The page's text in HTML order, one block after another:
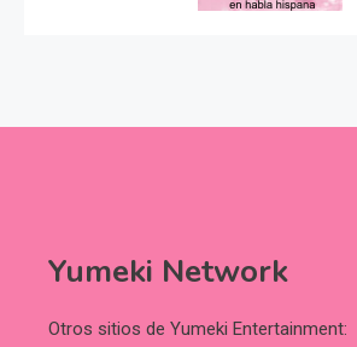
Yumeki Network
Otros sitios de Yumeki Entertainment: